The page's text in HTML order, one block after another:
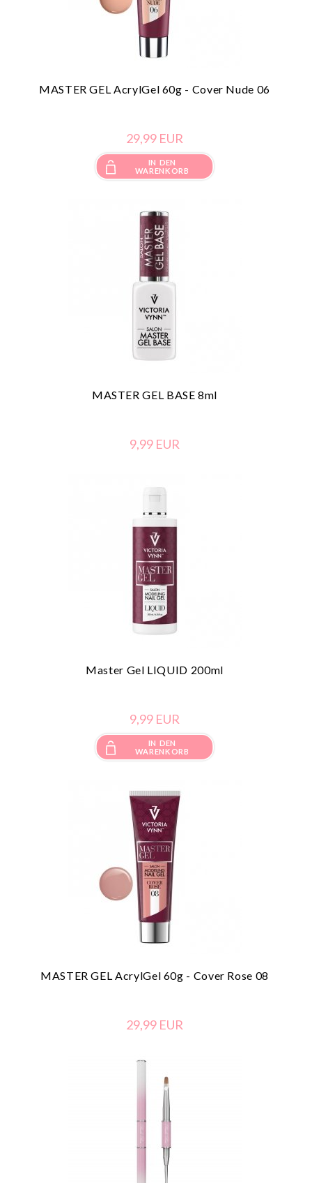
MASTER GEL AcrylGel 60g - Cover Nude 06
29,99 EUR
IN DEN
WARENKORB
MASTER GEL BASE 8ml
9,99 EUR
Master Gel LIQUID 200ml
9,99 EUR
IN DEN
WARENKORB
MASTER GEL AcrylGel 60g - Cover Rose 08
29,99 EUR